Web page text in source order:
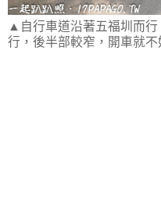
▲自行車道沿著五福圳而
行，後半部較窄，開車就不